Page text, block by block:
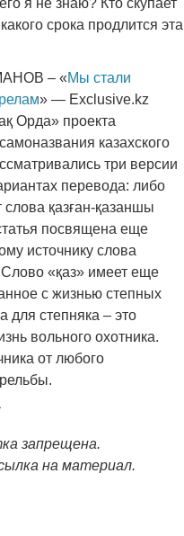
я не знаю? Кто скупает
срока продлится эта
– «Мы стали
» — Exclusive.kz
Орда» проекта
казахского
три версии
перевода: либо
слова қазған-қазаншы
посвящена еще
источнику слова
Слово «қаз» имеет еще
с жизнью степных
для степняка – это
вольного охотника.
от любого
запрещена.
на материал.